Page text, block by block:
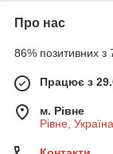
Про нас
86% позитивних з 7
Працює з
м. Рівне
Рівне, Україна